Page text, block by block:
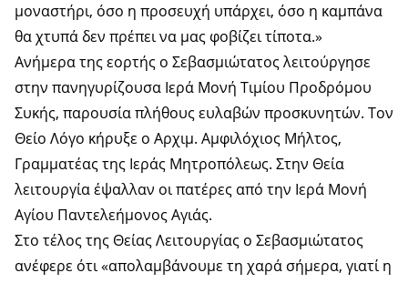
μοναστήρι, όσο η προσευχή υπάρχει, όσο η καμπάνα
θα χτυπά δεν πρέπει να μας φοβίζει τίποτα.»
Ανήμερα της εορτής ο Σεβασμιώτατος λειτούργησε
στην πανηγυρίζουσα Ιερά Μονή Τιμίου Προδρόμου
Συκής, παρουσία πλήθους ευλαβών προσκυνητών. Τον
Θείο Λόγο κήρυξε ο Αρχιμ. Αμφιλόχιος Μήλτος,
Γραμματέας της Ιεράς Μητροπόλεως. Στην Θεία
λειτουργία έψαλλαν οι πατέρες από την Ιερά Μονή
Αγίου Παντελεήμονος Αγιάς.
Στο τέλος της Θείας Λειτουργίας ο Σεβασμιώτατος
ανέφερε ότι «απολαμβάνουμε τη χαρά σήμερα, γιατί η